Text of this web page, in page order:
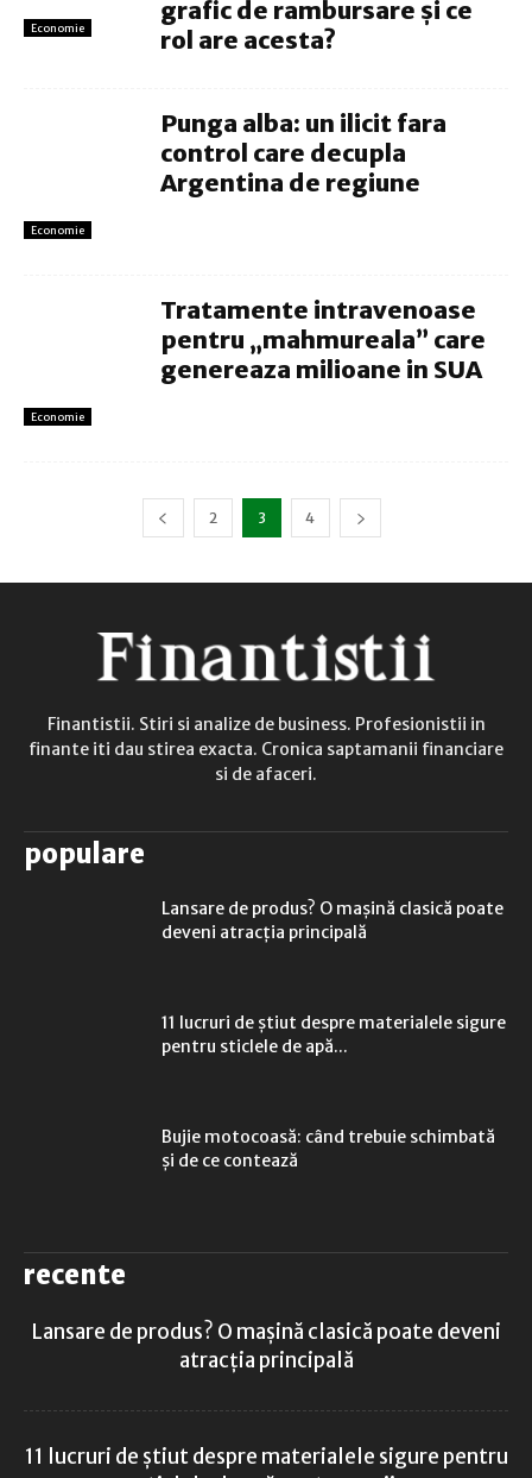
Economie
grafic de rambursare și ce
rol are acesta?
Economie
Punga alba: un ilicit fara
control care decupla
Argentina de regiune
Economie
Tratamente intravenoase
pentru „mahmureala” care
genereaza milioane in SUA
2 3 4
Finantistii. Stiri si analize de business. Profesionistii in
finante iti dau stirea exacta. Cronica saptamanii financiare
si de afaceri.
populare
Lansare de produs? O mașină clasică poate
deveni atracția principală
11 lucruri de știut despre materialele sigure
pentru sticlele de apă...
Bujie motocoasă: când trebuie schimbată
și de ce contează
recente
Lansare de produs? O mașină clasică poate deveni
atracția principală
11 lucruri de știut despre materialele sigure pentru